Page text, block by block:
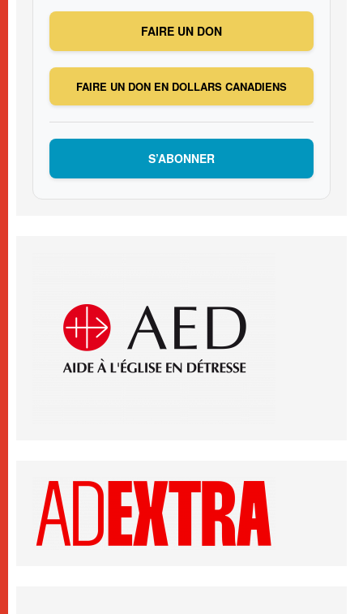
FAIRE UN DON
FAIRE UN DON EN DOLLARS CANADIENS
S’ABONNER